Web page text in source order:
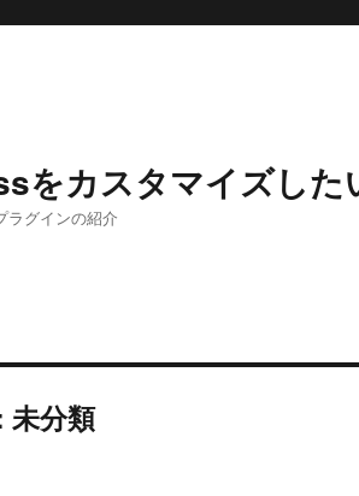
をカスタマイズした
ラグインの紹介
未分類